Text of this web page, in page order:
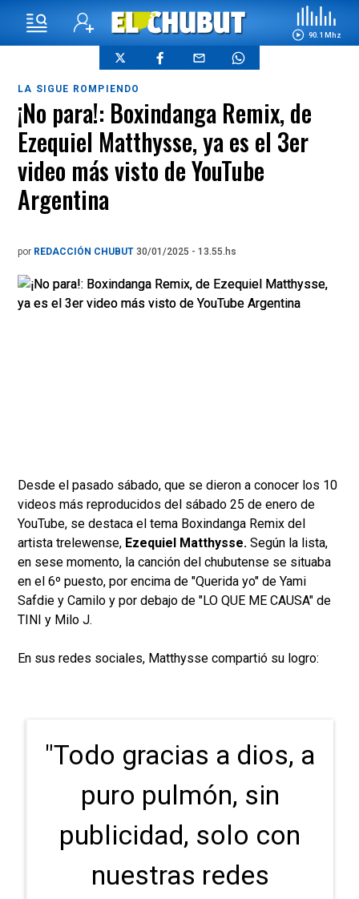
90.1 Mhz
LA SIGUE ROMPIENDO
¡No para!: Boxindanga Remix, de
Ezequiel Matthysse, ya es el 3er
video más visto de YouTube
Argentina
por REDACCIÓN CHUBUT 30/01/2025 - 13.55.hs
Desde el pasado sábado, que se dieron a conocer los 10
videos más reproducidos del sábado 25 de enero de
YouTube, se destaca el tema Boxindanga Remix del
artista trelewense, Ezequiel Matthysse. Según la lista,
en sese momento, la canción del chubutense se situaba
en el 6º puesto, por encima de "Querida yo" de Yami
Safdie y Camilo y por debajo de "LO QUE ME CAUSA" de
TINI y Milo J.
En sus redes sociales, Matthysse compartió su logro:
"Todo gracias a dios, a
puro pulmón, sin
publicidad, solo con
nuestras redes